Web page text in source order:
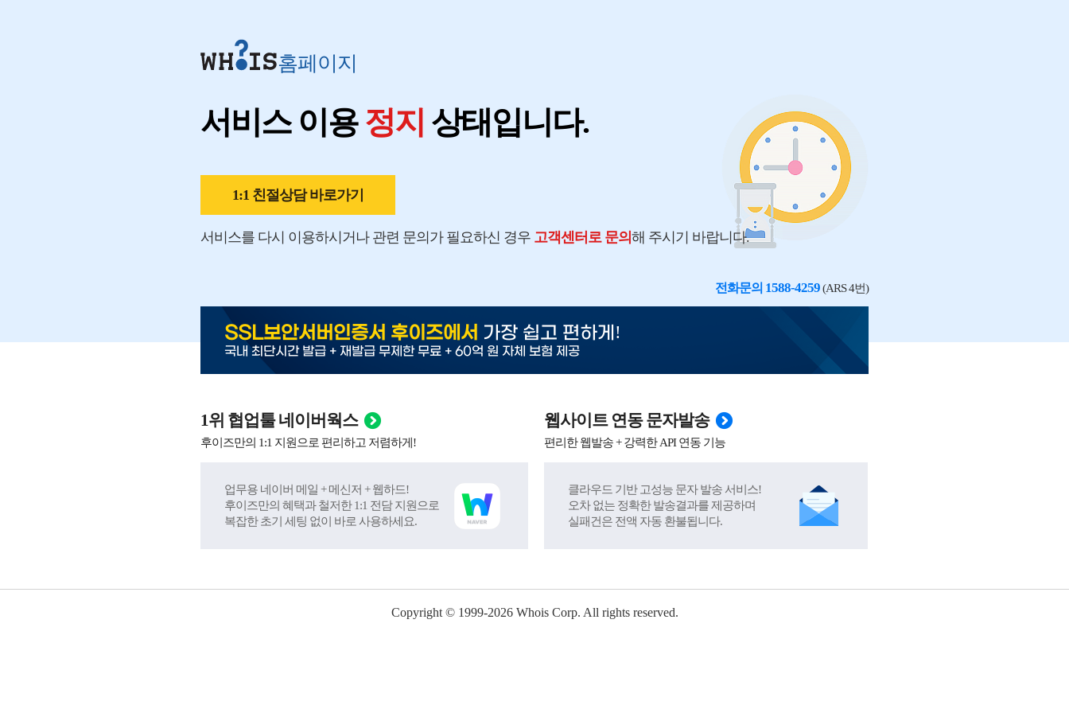
홈페이지
서비스 이용 정지 상태입니다.
1:1 친절상담 바로가기
서비스를 다시 이용하시거나 관련 문의가 필요하신 경우 고객센터로 문의해 주시기 바랍니다.
전화문의 1588-4259(ARS 4번)
SSL보안서버인증서 후이즈에서 가장 쉽고 편하게 !
국내 최단시간 발급 + 재발급 무제한 무료 + 60억 원 자체 보험 제공
1위 협업툴 네이버웍스
후이즈만의 1:1 지원으로 편리하고 저렴하게!
업무용 네이버 메일 + 메신저 + 웹하드!
후이즈만의 혜택과 철저한 1:1 전담 지원으로
복잡한 초기 세팅 없이 바로 사용하세요.
웹사이트 연동 문자발송
편리한 웹발송 + 강력한 API 연동 기능
클라우드 기반 고성능 문자 발송 서비스!
오차 없는 정확한 발송결과를 제공하며
실패건은 전액 자동 환불됩니다.
Copyright © 1999-2026Whois Corp. All rights reserved.